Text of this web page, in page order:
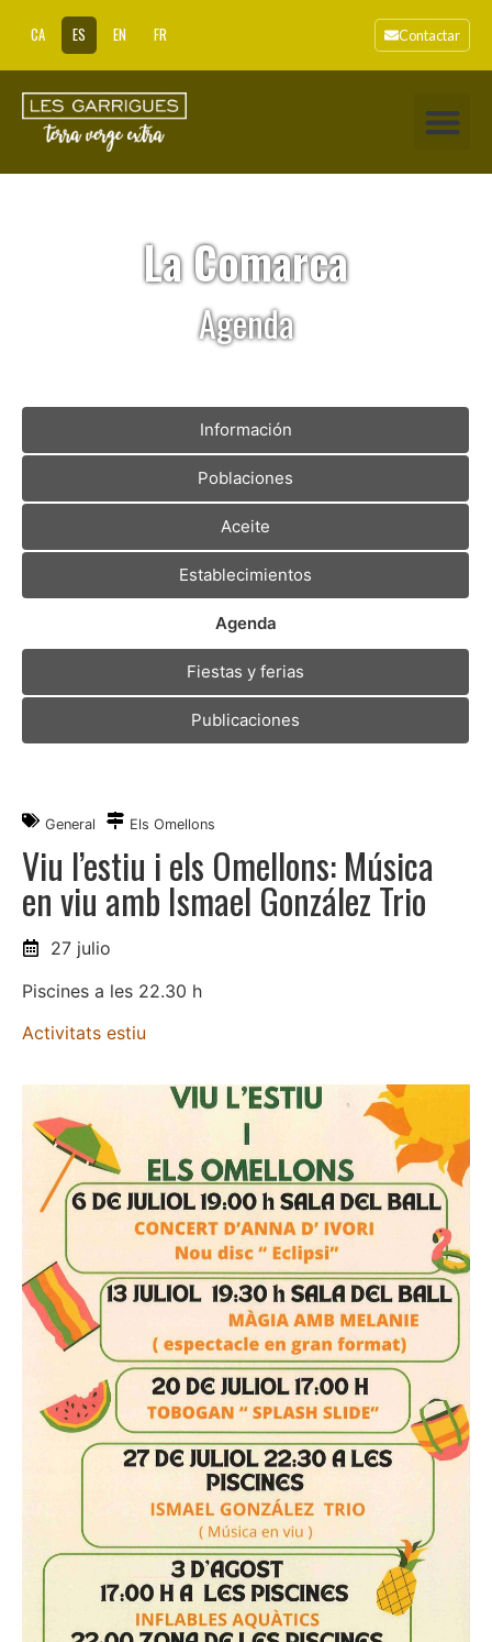
CA ES EN FR Contactar
La Comarca
Agenda
Información
Poblaciones
Aceite
Establecimientos
Agenda
Fiestas y ferias
Publicaciones
General Els Omellons
Viu l’estiu i els Omellons: Música
en viu amb Ismael González Trio
27 julio
Piscines a les 22.30 h
Activitats estiu